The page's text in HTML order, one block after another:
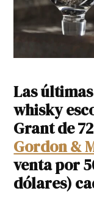
Las
whisky
Grant de
Gordon &
venta por
dólares)